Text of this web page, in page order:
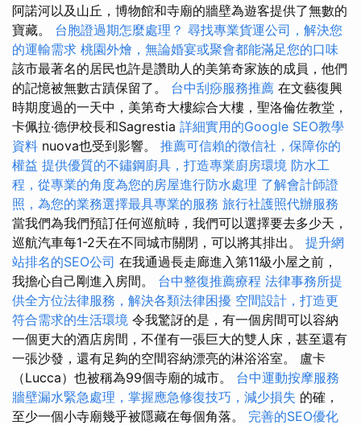
阿諾河以及山丘，博物館和寺廟的牆壁為遊客提供了無數的
寶藏。 台胞證過期怎麼處理？ 尋找專業貨運公司，解決您
的運輸需求 桃園外燴，無論婚宴或聚會都能滿足您的口味
該市最著名的居民也許是讚助人的美第奇家族的成員，他們
的記憶被無數古蹟保留了。 台中刮痧服務推薦 在文藝復興
時期度過的一天中，美第奇大樓綜合大樓，聖洛倫佐教堂，
卡佩拉·德伊校長和Sagrestia 詳細實用的Google SEO教學
資料 nuova也受到影響。 推薦可信賴的徵信社，保障你的
權益 提供優質的不鏽鋼廚具，打造專業廚房環境 防水工
程，從專業的角度為您的房屋進行防水處理 了解會計師證
照，為您的業務選擇最具專業的服務 旅行社護照代辦服務
當我們為我們預訂任何巡航時，我們可以選擇要去多少天，
巡航汽車每1-2天在不同城市關閉，可以將其排出。 提升網
站排名的SEO公司 在我通過長走廊進入第11級小屋之前，
我擔心自己剛進入房間。 台中整復推薦療程 法律事務所提
供全方位法律服務，解決各類法律困擾 空間設計，打造更
符合需求的生活環境 令我驚訝的是，有一個房間可以容納
一個更大的酒店房間，不僅有一張巨大的雙人床，甚至還有
一張沙發，還有足夠的空間容納漂亮的淋浴浴室。 盧卡
（Lucca）也被稱為99個寺廟的城市。 台中運動按摩服務
牆壁漏水緊急處理，掌握應急修復技巧，減少損失 的確，
至少一個小寺廟幾乎被隱藏在每個角落。 完善的SEO優化